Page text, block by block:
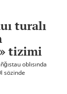
turalı
tizimi
oblısında
sözinde